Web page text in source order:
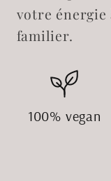
votre énergie
familier.
100% vegan